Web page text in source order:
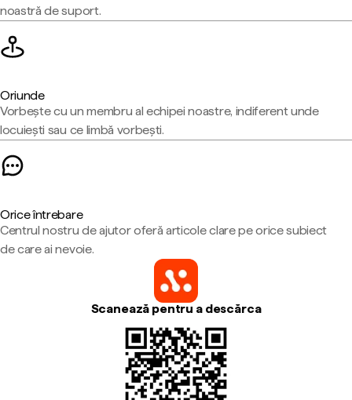
noastră de suport.
Oriunde
Vorbește cu un membru al echipei noastre, indiferent unde
locuiești sau ce limbă vorbești.
Orice întrebare
Centrul nostru de ajutor oferă articole clare pe orice subiect
de care ai nevoie.
Scanează pentru a descărca